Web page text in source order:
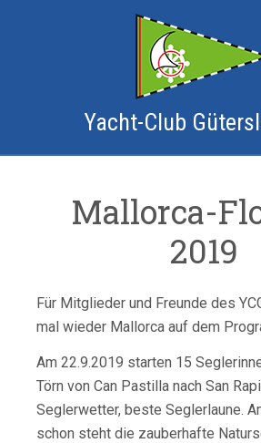
Yacht-Club
Mallorca-
2019
Für Mitglieder und Freunde des
mal wieder Mallorca auf dem
Am 22.9.2019 starten 15
Törn von Can Pastilla nach San
Seglerwetter, beste Seglerlaune.
schon steht die zauberhafte